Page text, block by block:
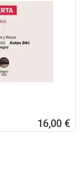
16,00 €